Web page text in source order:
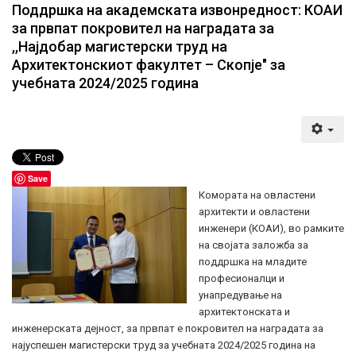
Поддршка на академската извонредност: КОАИ
за првпат покровител на наградата за
,,Најдобар магистерски труд на
Архитектонскиот факултет – Скопје" за
учебната 2024/2025 година
Save
Комората на овластени
архитекти и овластени
инженери (КОАИ), во рамките
на својата заложба за
поддршка на младите
професионалци и
унапредување на
архитектонската и
инженерската дејност, за првпат е покровител на наградата за
најуспешен магистерски труд за учебната 2024/2025 година на